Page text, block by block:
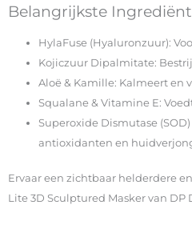
Belangrijkste
HylaFuse (Hyaluronzuur):
Kojiczuur Dipalmitate:
Aloë & Kamille: Kalmeert en
Squalane & Vitamine E:
Superoxide Dismutase
antioxidanten en
Ervaar een zichtbaar helderdere
Lite 3D Sculptured Masker van DP